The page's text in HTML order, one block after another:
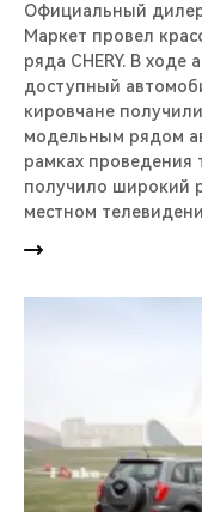
Официальный
Маркет провел
ряда CHERY. В
доступный
кировчане
модельным рядом
рамках проведения
получило широкий
местном